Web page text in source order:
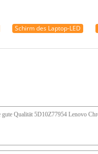
Schirm des Laptop-LED